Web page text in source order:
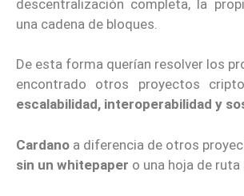
descentralización completa, la
una cadena de bloques.
De esta forma querían resolver los
encontrado otros proyectos
escalabilidad, interoperabilidad y
Cardano a diferencia de otros
sin un whitepaper o una hoja de ruta